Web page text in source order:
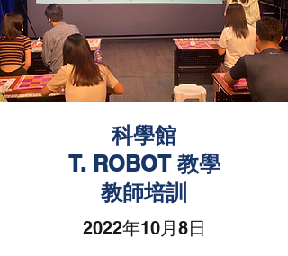
科學館
T. ROBOT 教學
教師培訓
2022年10月8日